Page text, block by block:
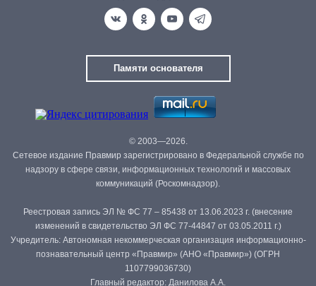
Памяти основателя
© 2003—2026.
Сетевое издание Правмир зарегистрировано в Федеральной службе по
надзору в сфере связи, информационных технологий и массовых
коммуникаций (Роскомнадзор).
Реестровая запись ЭЛ № ФС 77 – 85438 от 13.06.2023 г. (внесение
изменений в свидетельство ЭЛ ФС 77-44847 от 03.05.2011 г.)
Учредитель: Автономная некоммерческая организация информационно-
познавательный центр «Правмир» (АНО «Правмир») (ОГРН
1107799036730)
Главный редактор: Данилова А.А.